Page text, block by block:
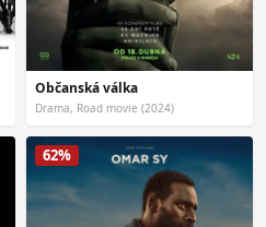
Občanská válka
Drama, Road movie (2024)
62%